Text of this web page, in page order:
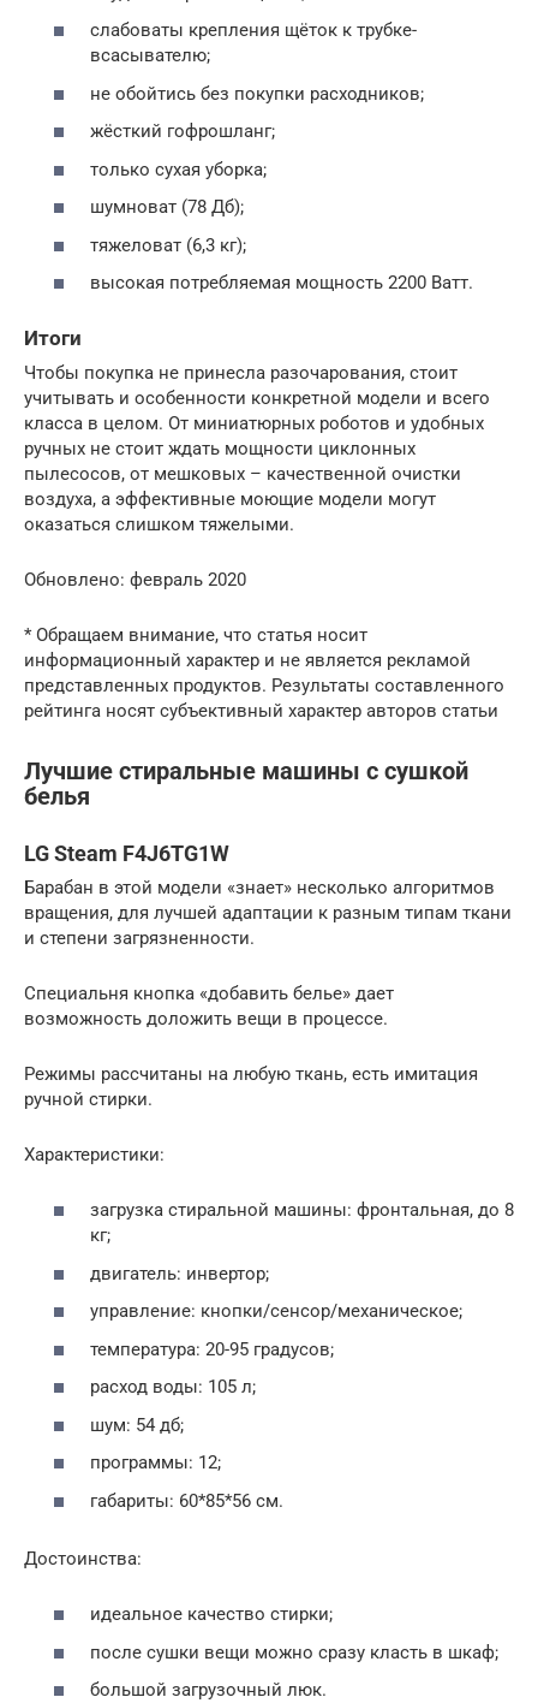
слабоваты крепления щёток к трубке-
всасывателю;
не обойтись без покупки расходников;
жёсткий гофрошланг;
только сухая уборка;
шумноват (78 Дб);
тяжеловат (6,3 кг);
высокая потребляемая мощность 2200 Ватт.
Итоги
Чтобы покупка не принесла разочарования, стоит
учитывать и особенности конкретной модели и всего
класса в целом. От миниатюрных роботов и удобных
ручных не стоит ждать мощности циклонных
пылесосов, от мешковых – качественной очистки
воздуха, а эффективные моющие модели могут
оказаться слишком тяжелыми.
Обновлено: февраль 2020
* Обращаем внимание, что статья носит
информационный характер и не является рекламой
представленных продуктов. Результаты составленного
рейтинга носят субъективный характер авторов статьи
Лучшие стиральные машины с сушкой
белья
LG Steam F4J6TG1W
Барабан в этой модели «знает» несколько алгоритмов
вращения, для лучшей адаптации к разным типам ткани
и степени загрязненности.
Специальня кнопка «добавить белье» дает
возможность доложить вещи в процессе.
Режимы рассчитаны на любую ткань, есть имитация
ручной стирки.
Характеристики:
загрузка стиральной машины: фронтальная, до 8
кг;
двигатель: инвертор;
управление: кнопки/сенсор/механическое;
температура: 20-95 градусов;
расход воды: 105 л;
шум: 54 дб;
программы: 12;
габариты: 60*85*56 см.
Достоинства:
идеальное качество стирки;
после сушки вещи можно сразу класть в шкаф;
большой загрузочный люк.